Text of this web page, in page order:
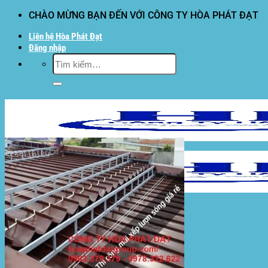
dung
CHÀO MỪNG BẠN ĐẾN VỚI CÔNG TY HÒA PHÁT ĐẠT
Liên hệ Hòa Phát Đạt
Đăng nhập
Tìm
kiếm:
Hòa Phát Đạt
Giới thiệu Hòa Phát Đạt
Sản Phẩm